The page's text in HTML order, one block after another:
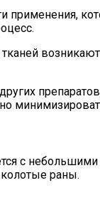
применения,
с
раны.